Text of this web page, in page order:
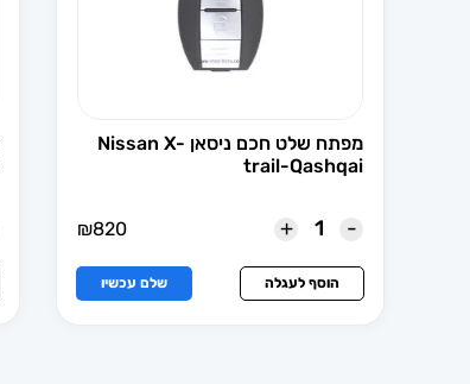
מפתח שלט חכם ניסאן Nissan X-
trail-Qashqai
-
+
₪820
הוסף לעגלה שלם עכשיו